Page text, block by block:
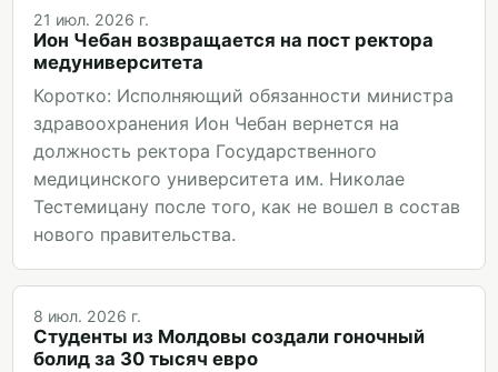
21 июл. 2026 г.
Ион Чебан возвращается на пост ректора
медуниверситета
Коротко: Исполняющий обязанности министра
здравоохранения Ион Чебан вернется на
должность ректора Государственного
медицинского университета им. Николае
Тестемицану после того, как не вошел в состав
нового правительства.
8 июл. 2026 г.
Студенты из Молдовы создали гоночный
болид за 30 тысяч евро